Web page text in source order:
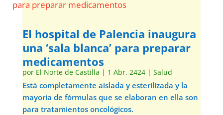
El hospital de Palencia inaugura
una ‘sala blanca’ para preparar
medicamentos
por El Norte de Castilla | 1 Abr, 2424| Salud
Está completamente aislada y esterilizada y la
mayoría de fórmulas que se elaboran en ella son
para tratamientos oncológicos.